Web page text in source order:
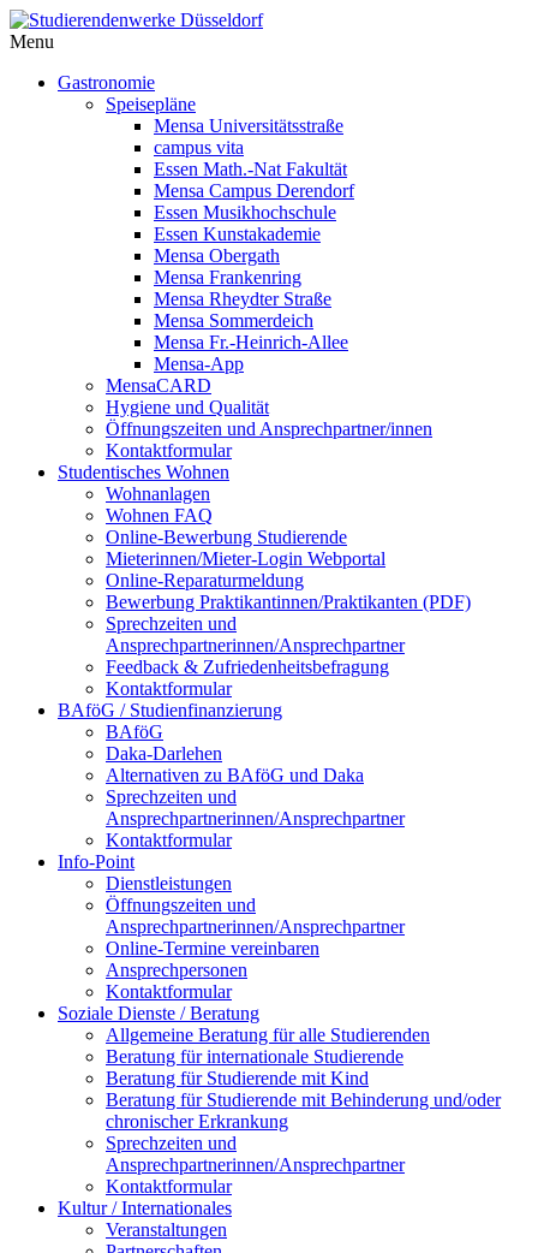
Menu
Gastronomie
Speisepläne
Mensa Universitätsstraße
campus vita
Essen Math.-Nat Fakultät
Mensa Campus Derendorf
Essen Musikhochschule
Essen Kunstakademie
Mensa Obergath
Mensa Frankenring
Mensa Rheydter Straße
Mensa Sommerdeich
Mensa Fr.-Heinrich-Allee
Mensa-App
MensaCARD
Hygiene und Qualität
Öffnungszeiten und Ansprechpartner/innen
Kontaktformular
Studentisches Wohnen
Wohnanlagen
Wohnen FAQ
Online-Bewerbung Studierende
Mieterinnen/Mieter-Login Webportal
Online-Reparaturmeldung
Bewerbung Praktikantinnen/Praktikanten (PDF)
Sprechzeiten und
Ansprechpartnerinnen/Ansprechpartner
Feedback & Zufriedenheitsbefragung
Kontaktformular
BAföG / Studienfinanzierung
BAföG
Daka-Darlehen
Alternativen zu BAföG und Daka
Sprechzeiten und
Ansprechpartnerinnen/Ansprechpartner
Kontaktformular
Info-Point
Dienstleistungen
Öffnungszeiten und
Ansprechpartnerinnen/Ansprechpartner
Online-Termine vereinbaren
Ansprechpersonen
Kontaktformular
Soziale Dienste / Beratung
Allgemeine Beratung für alle Studierenden
Beratung für internationale Studierende
Beratung für Studierende mit Kind
Beratung für Studierende mit Behinderung und/oder
chronischer Erkrankung
Sprechzeiten und
Ansprechpartnerinnen/Ansprechpartner
Kontaktformular
Kultur / Internationales
Veranstaltungen